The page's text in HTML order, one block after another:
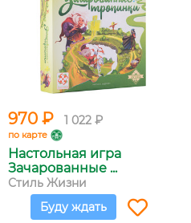
970 ₽ 1 022 ₽
по карте
Настольная игра
Зачарованные ...
Стиль Жизни
Буду ждать